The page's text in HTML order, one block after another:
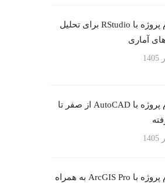
انجام پروژه با RStudio برای تحلیل
آماری
انجام پروژه با AutoCAD از صفر تا
انجام پروژه با ArcGIS Pro به همراه